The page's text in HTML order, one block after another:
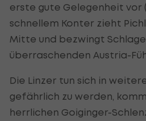
erste gute Gelegenheit vor
schnellem Konter zieht
Mitte und bezwingt
überraschenden Austria-
Die Linzer tun sich in
gefährlich zu werden,
herrlichen Goiginger-